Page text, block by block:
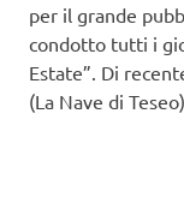
per il grande
condotto tutti i
Estate”. Di
(La Nave di Teseo).